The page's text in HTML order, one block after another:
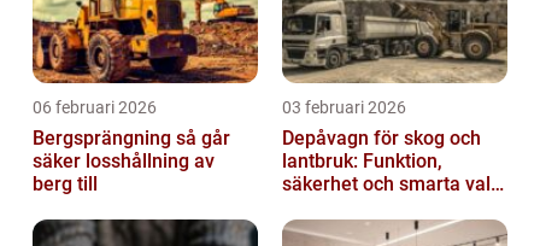
06 februari 2026
Bergsprängning så går
säker losshållning av
berg till
03 februari 2026
Depåvagn för skog och
lantbruk: Funktion,
säkerhet och smarta val